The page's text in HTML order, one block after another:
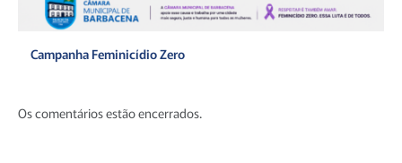
Campanha Feminicídio Zero
Os comentários estão encerrados.